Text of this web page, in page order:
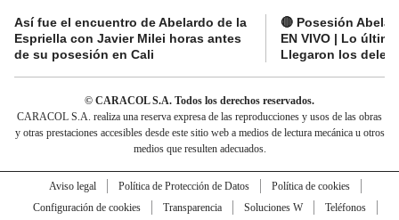
Así fue el encuentro de Abelardo de la
Espriella con Javier Milei horas antes
de su posesión en Cali
🔴 Posesión
EN VIVO | Lo
Llegaron los
© CARACOL S.A. Todos los derechos reservados.
CARACOL S.A. realiza una reserva expresa de las reproducciones y usos de las obras
y otras prestaciones accesibles desde este sitio web a medios de lectura mecánica u otros
medios que resulten adecuados.
Aviso legal Política de Protección de Datos
Política de cookies
Configuración de cookies
Transparencia Soluciones W
Teléfonos